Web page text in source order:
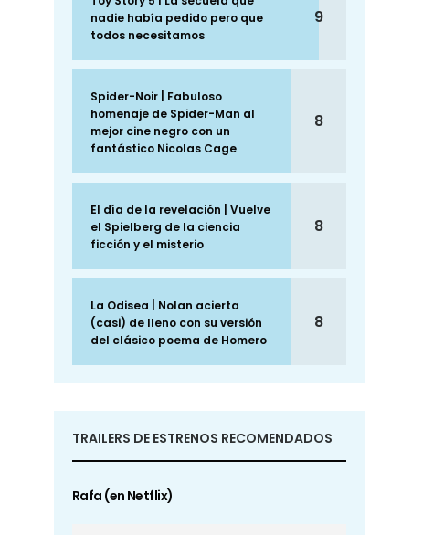
nadie había pedido pero que
todos necesitamos
9
Spider-Noir | Fabuloso
homenaje de Spider-Man al
mejor cine negro con un
fantástico Nicolas Cage
8
El día de la revelación | Vuelve
el Spielberg de la ciencia
ficción y el misterio
8
La Odisea | Nolan acierta
(casi) de lleno con su versión
del clásico poema de Homero
8
TRAILERS DE ESTRENOS RECOMENDADOS
Rafa (en Netflix)